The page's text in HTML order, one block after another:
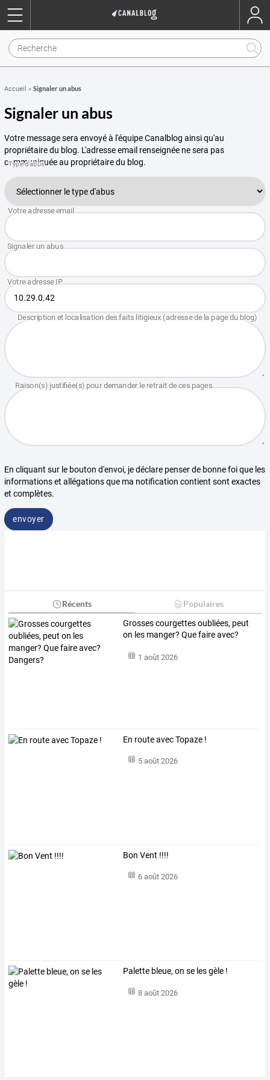
Accueil » Signaler un abus
Signaler un abus
Votre message sera envoyé à l'équipe Canalblog ainsi qu'au
propriétaire du blog. L'adresse email renseignée ne sera pas
communiquée au propriétaire du blog.
En cliquant sur le bouton d'envoi, je déclare penser de bonne foi que les
informations et allégations que ma notification contient sont exactes
et complètes.
envoyer
Récents Populaires
Grosses courgettes oubliées, peut
on les manger? Que faire avec?
1 août 2026
En route avec Topaze !
5 août 2026
Bon Vent !!!!
6 août 2026
Palette bleue, on se les gèle !
8 août 2026